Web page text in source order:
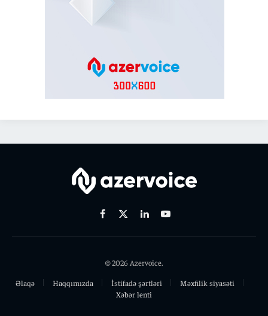
Facebook
X
LinkedinYoutube
© 2026 Azervoice.
Əlaqə
Haqqımızda İstifadə şərtləri
Məxfilik siyasəti
Xəbər lenti